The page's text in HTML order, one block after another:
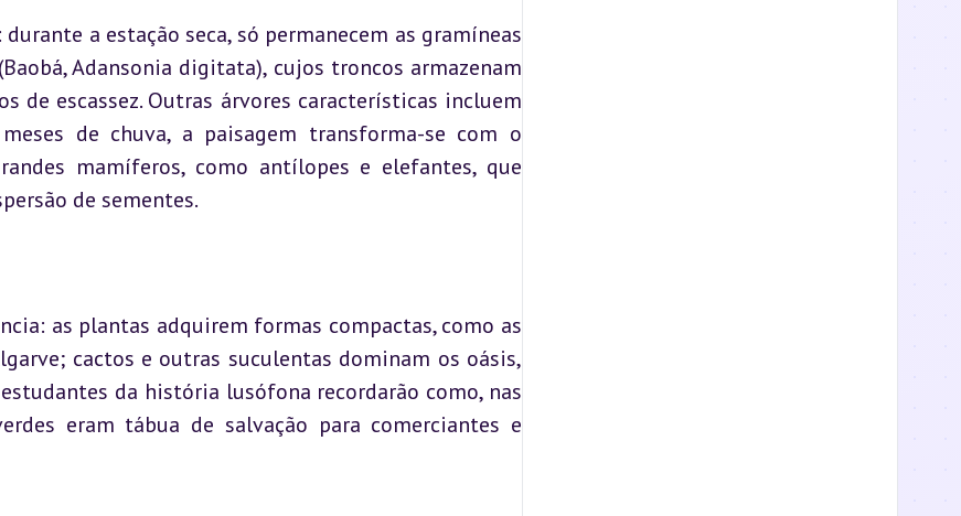
a estação seca, só permanecem as gramíneas
Adansonia digitata), cujos troncos armazenam
de escassez. Outras árvores características incluem
de chuva, a paisagem transforma-se com o
mamíferos, como antílopes e elefantes, que
de sementes.
as plantas adquirem formas compactas, como as
cactos e outras suculentas dominam os oásis,
da história lusófona recordarão como, nas
eram tábua de salvação para comerciantes e